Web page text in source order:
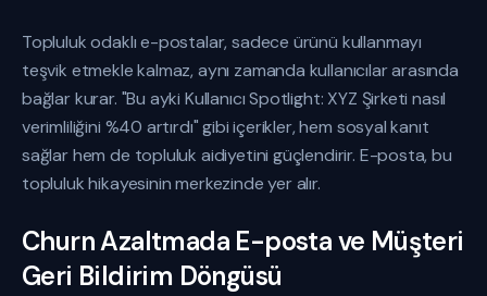
Topluluk odaklı e-postalar, sadece ürünü kullanmayı
teşvik etmekle kalmaz, aynı zamanda kullanıcılar arasında
bağlar kurar. "Bu ayki Kullanıcı Spotlight: XYZ Şirketi nasıl
verimliliğini %40 artırdı" gibi içerikler, hem sosyal kanıt
sağlar hem de topluluk aidiyetini güçlendirir. E-posta, bu
topluluk hikayesinin merkezinde yer alır.
Churn Azaltmada E-posta ve Müşteri
Geri Bildirim Döngüsü